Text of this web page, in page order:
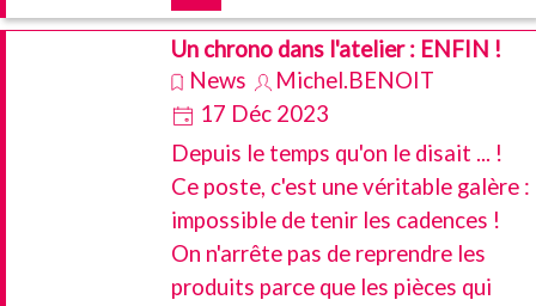
de management de données.
Un chrono dans l'atelier : ENFIN !
News
Michel.BENOIT
17 Déc 2023
Depuis le temps qu'on le disait ... !
Ce poste, c'est une véritable galère :
impossible de tenir les cadences !
On n'arrête pas de reprendre les
produits parce que les pièces qui